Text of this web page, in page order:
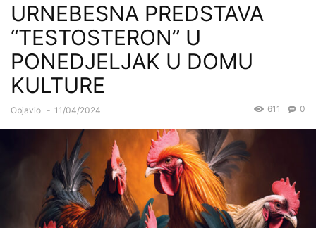
URNEBESNA PREDSTAVA
“TESTOSTERON” U
PONEDJELJAK U DOMU
KULTURE
Objavio - 11/04/2024 0
611